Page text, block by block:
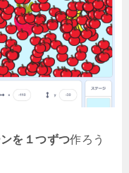
を１つずつ作ろう